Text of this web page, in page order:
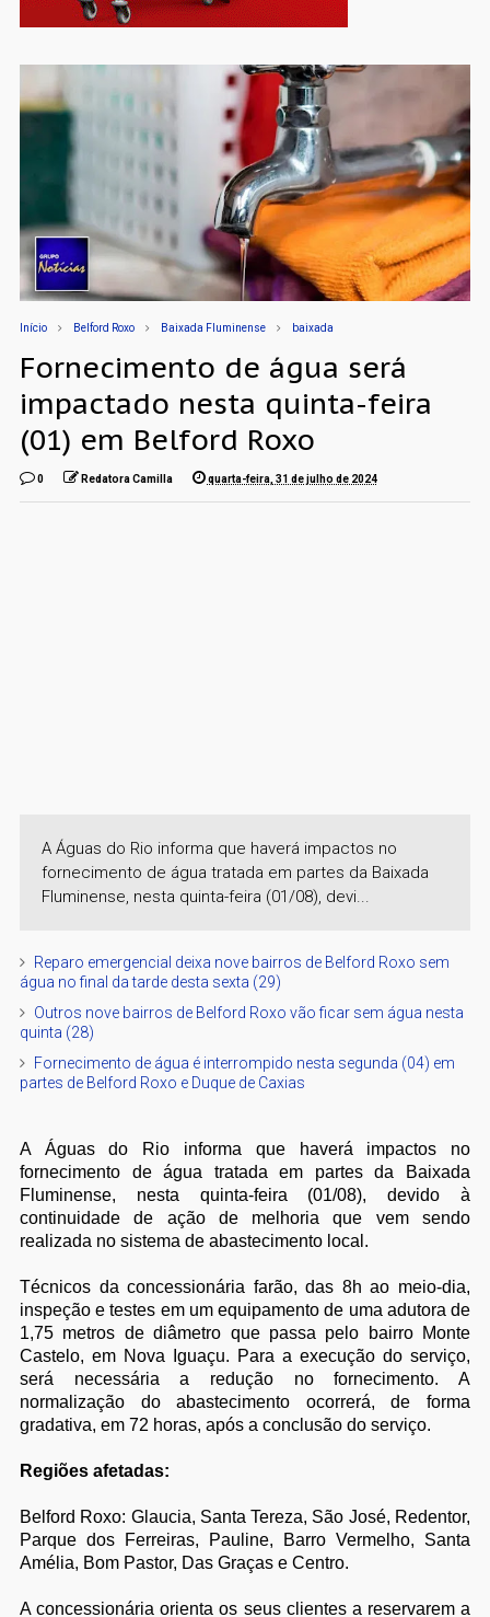
Início Belford Roxo Baixada Fluminense baixada
Fornecimento de água será
impactado nesta quinta-feira
(01) em Belford Roxo
0 Redatora Camilla quarta-feira, 31 de julho de 2024
A Águas do Rio informa que haverá impactos no
fornecimento de água tratada em partes da Baixada
Fluminense, nesta quinta-feira (01/08), devi...
Reparo emergencial deixa nove bairros de Belford Roxo sem
água no final da tarde desta sexta (29)
Outros nove bairros de Belford Roxo vão ficar sem água nesta
quinta (28)
Fornecimento de água é interrompido nesta segunda (04) em
partes de Belford Roxo e Duque de Caxias
A Águas do Rio informa que haverá impactos no
fornecimento de água tratada em partes da Baixada
Fluminense, nesta quinta-feira (01/08), devido à
continuidade de ação de melhoria que vem sendo
realizada no sistema de abastecimento local.
Técnicos da concessionária farão, das 8h ao meio-dia,
inspeção e testes em um equipamento de uma adutora de
1,75 metros de diâmetro que passa pelo bairro Monte
Castelo, em Nova Iguaçu. Para a execução do serviço,
será necessária a redução no fornecimento. A
normalização do abastecimento ocorrerá, de forma
gradativa, em 72 horas, após a conclusão do serviço.
Regiões afetadas:
Belford Roxo: Glaucia, Santa Tereza, São José, Redentor,
Parque dos Ferreiras, Pauline, Barro Vermelho, Santa
Amélia, Bom Pastor, Das Graças e Centro.
A concessionária orienta os seus clientes a reservarem a